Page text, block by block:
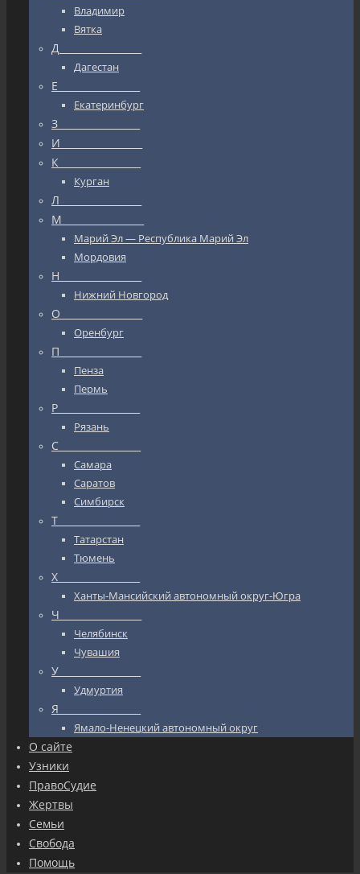
Владимир
Вятка
Д_________________
Дагестан
Е_________________
Екатеринбург
З_________________
И_________________
К_________________
Курган
Л_________________
М_________________
Марий Эл — Республика Марий Эл
Мордовия
Н_________________
Нижний Новгород
О_________________
Оренбург
П_________________
Пенза
Пермь
Р_________________
Рязань
С_________________
Самара
Саратов
Симбирск
Т_________________
Татарстан
Тюмень
Х_________________
Ханты-Мансийский автономный округ-Югра
Ч_________________
Челябинск
Чувашия
У_________________
Удмуртия
Я_________________
Ямало-Ненецкий автономный округ
О сайте
Узники
ПравоСудие
Жертвы
Семьи
Свобода
Помощь